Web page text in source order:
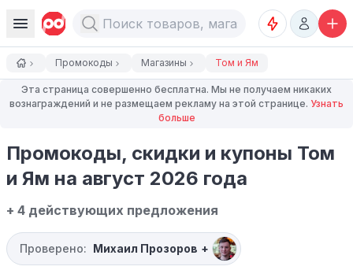
Промокоды Магазины Том и Ям
Эта страница совершенно бесплатна. Мы не получаем никаких
вознаграждений и не размещаем рекламу на этой странице. Узнать
больше
Промокоды, скидки и купоны Том
и Ям на август 2026 года
+ 4 действующих предложения
Проверено: Михаил Прозоров +